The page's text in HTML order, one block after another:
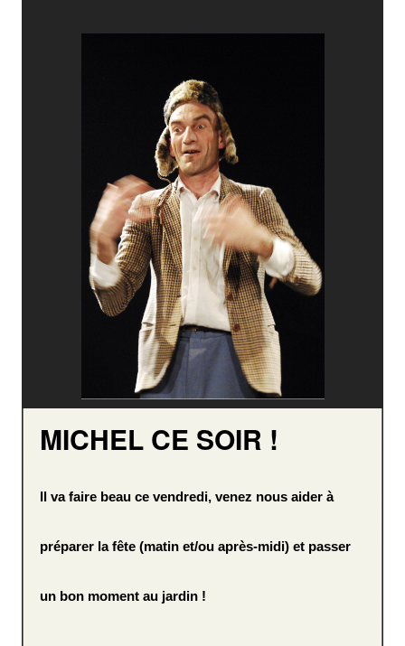
MICHEL CE SOIR !
Il va faire beau ce vendredi, venez nous aider à
préparer la fête (matin et/ou après-midi) et passer
un bon moment au jardin !